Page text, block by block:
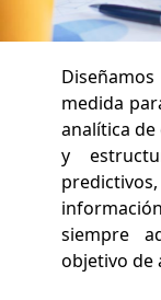
medida
analítica
y
siempre
objetivo de